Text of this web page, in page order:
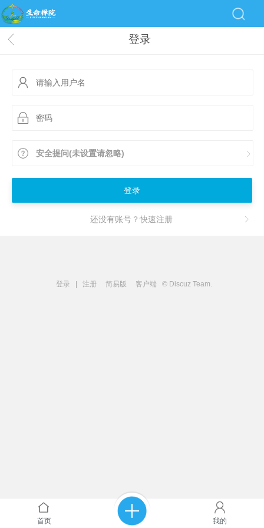
登录
安全提问(未设置请忽略)
登录
还没有账号？快速注册
登录 注册 简易版 客户端 © Discuz Team.
首页 我的